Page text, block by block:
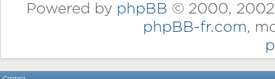
Powered by phpBB © 2000,
phpBB-fr.com,